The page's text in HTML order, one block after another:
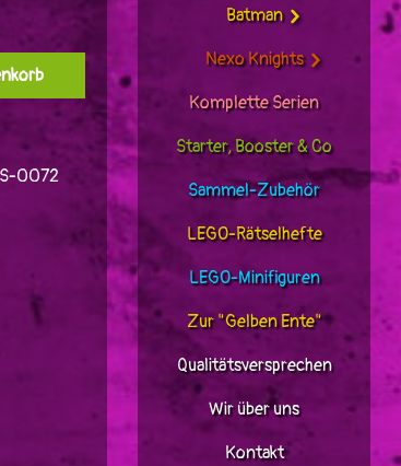
Batman
Nexo Knights
Komplette Serien
Starter, Booster & Co
Sammel-Zubehör
LEGO-Rätselhefte
LEGO-Minifiguren
Zur "Gelben Ente"
Qualitätsversprechen
Wir über uns
Kontakt
gewünschten Wert ein oder
0072